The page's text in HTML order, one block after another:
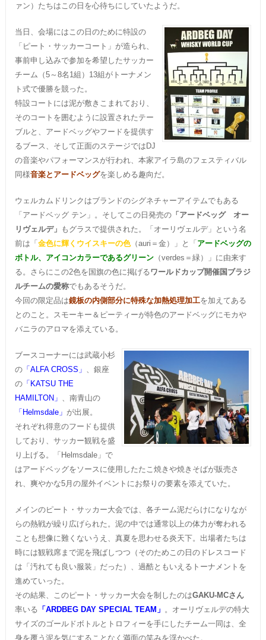
ァン）たちはこの日を心待ちにしていたようだ。
当日、会場にはこの日のために特設の
「ピート・サッカーコート」が造られ、
事前申し込みで参加を希望したサッカー
チーム（5～8名1組）13組がトーナメン
ト式で優勝を競った。
特設コートには泥が敷きこまれており、
そのコートを囲むように設置されたテー
ブルと、アードベッグやフードを提供す
るブース、そして正面のステージではDJ
の音楽やパフォーマンスが行われ、本家アイラ島のフェスティバル
同様音楽とアードベッグを楽しめる趣向だ。
ウェルカムドリンクはブランドのシグネチャーアイテムでもある
「アードベッグ テン」。そしてこの日発売の「アードベッグ オー
リヴェルデ」 もグラスで提供された。「オーリヴェルデ」という名
前は「 金色に輝くウイスキーの色（auri＝金）」と「 アードベッグの
ボトル、アイコンカラーであるグリーン（verdes＝緑）」に由来す
る。さらにこの2色を国旗の色に掲げるワールドカップ開催国ブラジ
ルチームの愛称でもあるそうだ。
今回の限定品は鏡板の内側部分に特殊な加熱処理加工を加えてある
とのこと。スモーキー＆ピーティーが特色のアードベッグにモカや
バニラのアロマを添えている。
ブースコーナーには武蔵小杉
の「ALFA CROSS」
、銀座
の「KATSU THE
HAMILTON」
、南青山の
「Helmsdale」 が出展。
それぞれ得意のフードも提供
しており、サッカー観戦を盛
り上げる。「Helmsdale」で
はアードベッグをソースに使用したたこ焼きや焼きそばが販売さ
れ、爽やかな5月の屋外イベントにお祭りの要素を添えていた。
メインのピート・サッカー大会では、各チーム泥だらけになりなが
らの熱戦が繰り広げられた。泥の中では通常以上の体力が奪われる
ことも想像に難くないうえ、真夏を思わせる炎天下。出場者たちは
時には観戦席まで泥を飛ばしつつ（そのためこの日のドレスコード
は「汚れても良い服装」だった）、過酷ともいえるトーナメントを
進めていった。
その結果、このピート・サッカー大会を制したのはGAKU-MCさん
率いる 「ARDBEG DAY SPECIAL TEAM」 。オーリヴェルデの特大
サイズのゴールドボトルとトロフィーを手にしたチーム一同は、全
身を覆う泥を気にすることなく満面の笑みを浮かべた。